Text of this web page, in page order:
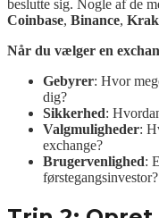
beslutte sig. Nogle af de
Coinbase, Binance,
Når du vælger en
Gebyrer: Hvor
dig?
Sikkerhed:
Valgmuligheder:
exchange?
Brugervenlighed:
førstegangsinvestor?